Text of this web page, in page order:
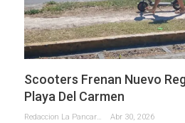
Scooters Frenan Nuevo
Playa Del Carmen
Redaccion La Pancarta De Quintana Roo Abr 30, 2026